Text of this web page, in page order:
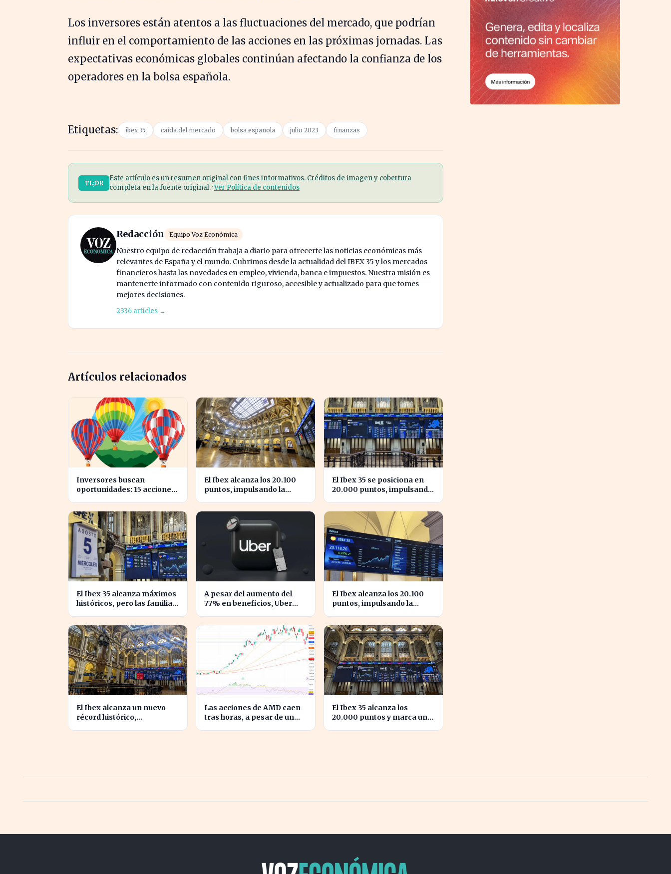
Los inversores están atentos a las fluctuaciones del mercado, que podrían
influir en el comportamiento de las acciones en las próximas jornadas. Las
expectativas económicas globales continúan afectando la confianza de los
operadores en la bolsa española.
Etiquetas: ibex 35 caída del mercado bolsa española julio 2023 finanzas
TL;DR
Este artículo es un resumen original con fines informativos. Créditos de imagen y cobertura
completa en la fuente original. ·Ver Política de contenidos
Redacción Equipo Voz Económica
Nuestro equipo de redacción trabaja a diario para ofrecerte las noticias económicas más
relevantes de España y el mundo. Cubrimos desde la actualidad del IBEX 35 y los mercados
financieros hasta las novedades en empleo, vivienda, banca e impuestos. Nuestra misión es
mantenerte informado con contenido riguroso, accesible y actualizado para que tomes
mejores decisiones.
2336 articles →
Artículos relacionados
Inversores buscan
oportunidades: 15 acciones
El Ibex alcanza los 20.100
puntos, impulsando la
El Ibex 35 se posiciona en
20.000 puntos, impulsando
El Ibex 35 alcanza máximos
históricos, pero las familias
A pesar del aumento del
77% en beneficios, Uber
El Ibex alcanza los 20.100
puntos, impulsando la
El Ibex alcanza un nuevo
récord histórico,
Las acciones de AMD caen
tras horas, a pesar de un
El Ibex 35 alcanza los
20.000 puntos y marca un